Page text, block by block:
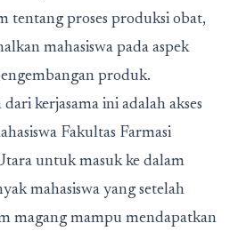
tentang proses produksi obat,
mahasiswa pada aspek
produk.
kerjasama ini adalah akses
Fakultas Farmasi
untuk masuk ke dalam
mahasiswa yang setelah
magang mampu mendapatkan